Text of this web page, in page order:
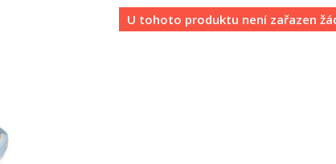
U tohoto produktu není zařazen